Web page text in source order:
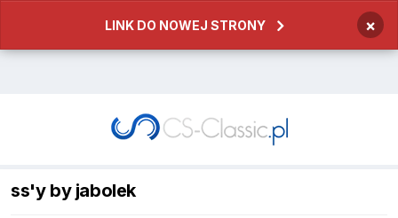
LINK DO NOWEJ STRONY ×
ss'y by jabolek